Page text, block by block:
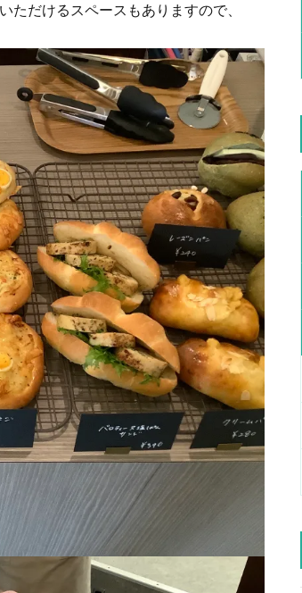
ただけるスペースもありますので、